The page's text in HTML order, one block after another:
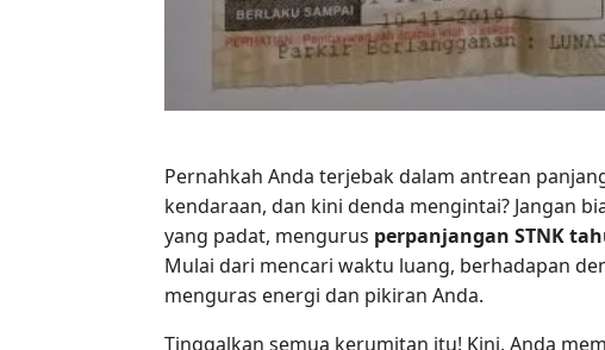
Pernahkah Anda terjebak dalam antrean
kendaraan, dan kini denda mengintai? Jangan
yang padat, mengurus perpanjangan STNK
Mulai dari mencari waktu luang, berhadapan
menguras energi dan pikiran Anda.
Tinggalkan semua kerumitan itu! Kini, Anda